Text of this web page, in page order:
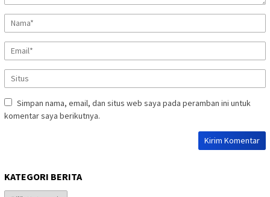
Simpan nama, email, dan situs web saya pada peramban ini untuk
komentar saya berikutnya.
KATEGORI BERITA